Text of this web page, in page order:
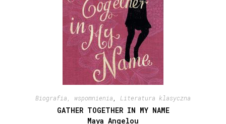
Biografia, wspomnienia Literatura klasyczna
GATHER TOGETHER IN MY NAME
Maya Angelou